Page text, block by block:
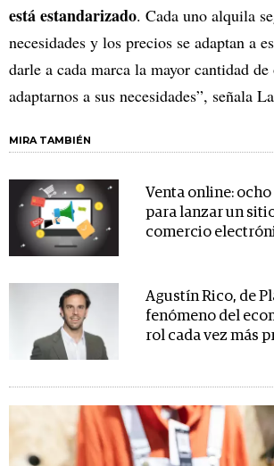
está estandarizado. Cada uno alquila
necesidades y los precios se adaptan a
darle a cada marca la mayor cantidad
adaptarnos a sus necesidades”, señala
MIRA TAMBIÉN
Venta online:
para lanzar un
comercio
Agustín Rico, de
fenómeno del
rol cada vez más